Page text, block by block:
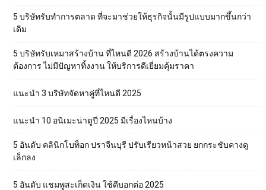
5 บริษัทรับทำการตลาด ที่จะมาช่วยให้ธุรกิจนั้นมีรูปแบบมากขึ้นกว่า
เดิม
5 บริษัทรับเหมาสร้างบ้าน ที่ไหนดี 2026 สร้างบ้านได้ตรงความ
ต้องการ ไม่มีปัญหาทิ้งงาน ให้บริการดีเยี่ยมคุ้มราคา
แนะนำ 3 บริษัทจัดหาคู่ที่ไหนดี 2025
แนะนำ 10 อนิเมะน่าดูปี 2025 มีเรื่องไหนบ้าง
5 อันดับ คลินิกโบท็อก ปราจีนบุรี ปรับเรียวหน้าสวย ยกกระชับคางดู
เล็กลง
5 อันดับ แชมพูสะเก็ดเงิน ใช้ดีบอกต่อ 2025